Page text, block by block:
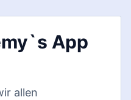
App
allen